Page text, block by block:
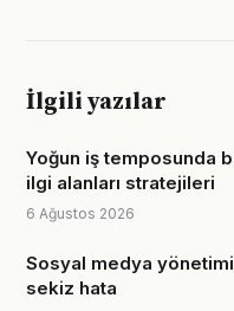
İlgili yazılar
Yoğun iş temposunda
ilgi alanları stratejileri
6 Ağustos 2026
Sosyal medya
sekiz hata